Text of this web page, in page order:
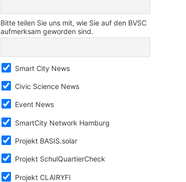
Bitte teilen Sie uns mit, wie Sie auf den BVSC
aufmerksam geworden sind.
Smart City News
Civic Science News
Event News
SmartCity Network Hamburg
Projekt BASIS.solar
Projekt SchulQuartierCheck
Projekt CLAIRYFI